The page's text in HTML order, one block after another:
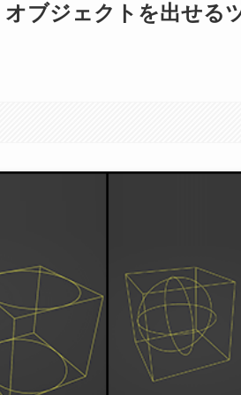
ブジェクトを出せる